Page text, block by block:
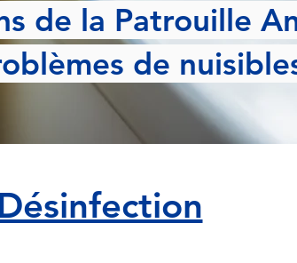
de la Patrouille
de
Désinfection